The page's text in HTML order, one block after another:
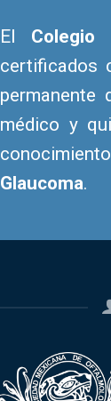
El Colegio
certificados
permanente
médico y
Glaucoma.